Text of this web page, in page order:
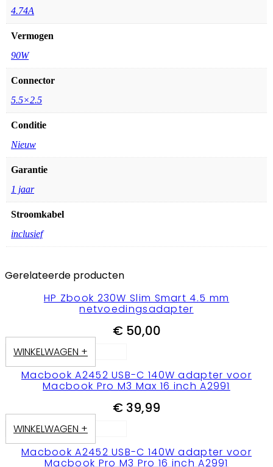
4.74A
Vermogen
90W
Connector
5.5×2.5
Conditie
Nieuw
Garantie
1 jaar
Stroomkabel
inclusief
Gerelateerde producten
HP Zbook 230W Slim Smart 4.5 mm
netvoedingsadapter
€50,00
WINKELWAGEN +
Macbook A2452 USB-C 140W adapter voor
Macbook Pro M3 Max 16 inch A2991
€ 39,99
WINKELWAGEN +
Macbook A2452 USB-C 140W adapter voor
Macbook Pro M3 Pro 16 inch A2991